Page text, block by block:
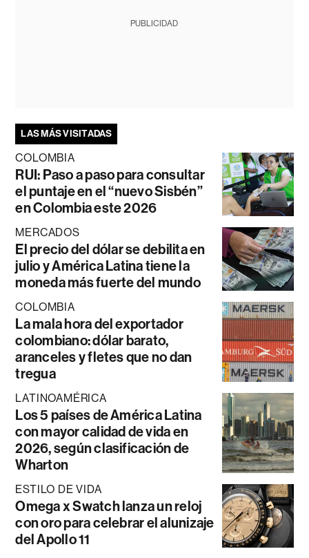
PUBLICIDAD
LAS MÁS VISITADAS
COLOMBIA
RUI: Paso a paso para consultar
el puntaje en el “nuevo Sisbén”
en Colombia este 2026
MERCADOS
El precio del dólar se debilita en
julio y América Latina tiene la
moneda más fuerte del mundo
COLOMBIA
La mala hora del exportador
colombiano: dólar barato,
aranceles y fletes que no dan
tregua
LATINOAMÉRICA
Los 5 países de América Latina
con mayor calidad de vida en
2026, según clasificación de
Wharton
ESTILO DE VIDA
Omega x Swatch lanza un reloj
con oro para celebrar el alunizaje
del Apollo 11